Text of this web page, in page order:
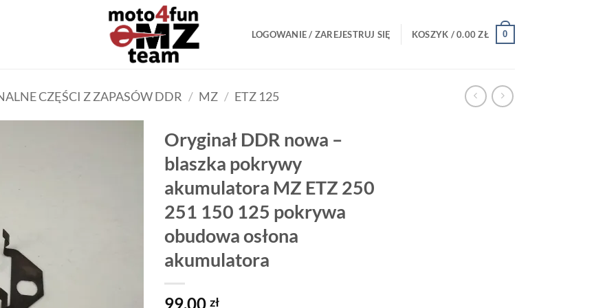
LOGOWANIE / ZAREJESTRUJ SIĘ KOSZYK /0.00ZŁ 0
CZĘŚCI Z ZAPASÓW DDR / MZ / ETZ 125
Oryginał DDR nowa –
blaszka pokrywy
akumulatora MZ ETZ 250
251 150 125 pokrywa
obudowa osłona
akumulatora
99.00 zł